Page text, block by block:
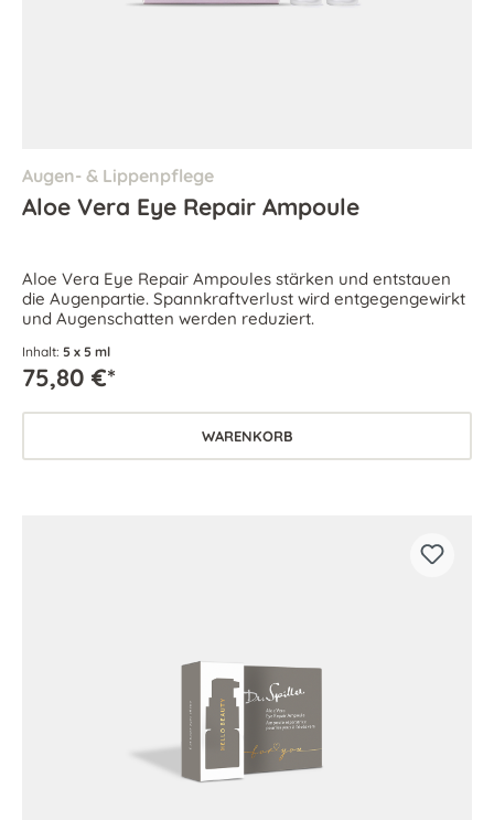
Augen- & Lippenpflege
Aloe Vera Eye Repair Ampoule
Aloe Vera Eye Repair Ampoules stärken und entstauen
die Augenpartie. Spannkraftverlust wird entgegengewirkt
und Augenschatten werden reduziert.
Inhalt: 5 x 5 ml
75,80 €*
WARENKORB